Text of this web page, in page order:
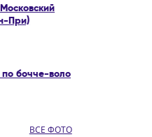
При)
бочче-воло
ВСЕ ФОТО